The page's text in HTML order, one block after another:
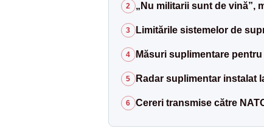
2 „Nu militarii sunt de vină”,
3 Limitările sistemelor de
4 Măsuri suplimentare
5 Radar suplimentar instalat
6 Cereri transmise către